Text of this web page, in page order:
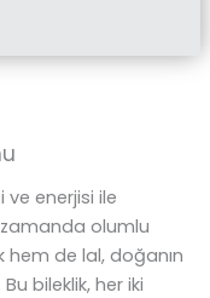
ve enerjisi ile
olumlu
hem de lal, doğanın
bileklik, her iki